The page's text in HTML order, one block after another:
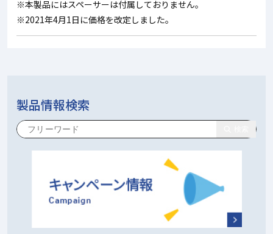
※本製品にはスペーサーは付属しておりません。
※2021年4月1日に価格を改定しました。
製品情報検索